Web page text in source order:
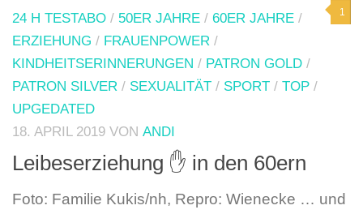
1
24 H TESTABO / 50ER JAHRE / 60ER JAHRE /
ERZIEHUNG / FRAUENPOWER /
KINDHEITSERINNERUNGEN / PATRON GOLD /
PATRON SILVER / SEXUALITÄT / SPORT / TOP /
UPGEDATED
18. APRIL 2019 VON ANDI
Leibeserziehung ✋ in den 60ern
Foto: Familie Kukis/nh, Repro: Wienecke … und